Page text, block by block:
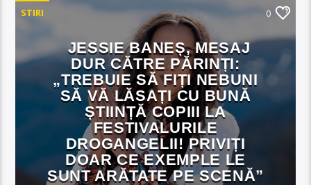
STIRI 0
JESSIE BANEȘ, MESAJ
DUR CĂTRE PĂRINȚI:
„TREBUIE SĂ FIȚI NEBUNI
SĂ VĂ LĂSAȚI CU BUNĂ
ȘTIINȚĂ COPIII LA
FESTIVALURILE
DROGANGELII! PRIVIȚI
DOAR CE EXEMPLE LE
SUNT ARĂTATE PE SCENĂ”